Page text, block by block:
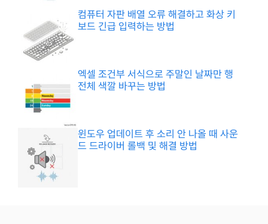
컴퓨터 자판 배열 오류 해결하고 화상 키
보드 긴급 입력하는 방법
엑셀 조건부 서식으로 주말인 날짜만 행
전체 색깔 바꾸는 방법
윈도우 업데이트 후 소리 안 나올 때 사운
드 드라이버 롤백 및 해결 방법